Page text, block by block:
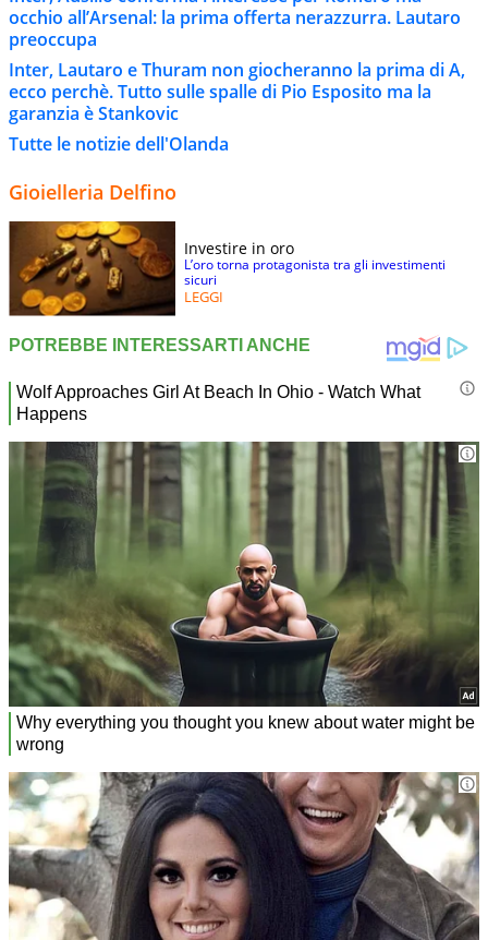
occhio all’Arsenal: la prima offerta nerazzurra. Lautaro
preoccupa
Inter, Lautaro e Thuram non giocheranno la prima di A,
ecco perchè. Tutto sulle spalle di Pio Esposito ma la
garanzia è Stankovic
Tutte le notizie dell'Olanda
Gioielleria Delfino
Investire in oro
L’oro torna protagonista tra gli investimenti
sicuri
LEGGI